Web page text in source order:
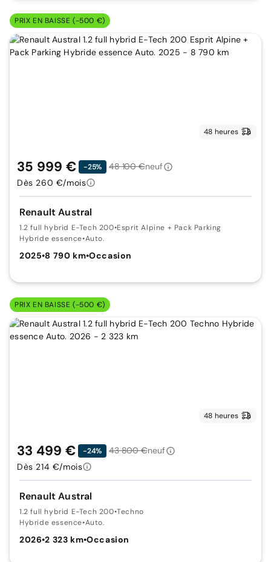
PRIX EN BAISSE (-500 €)
48 heures
Renault Austral
1.2 full hybrid E-Tech 200•Esprit Alpine + Pack Parking
Hybride essence•Auto.
2025•8 790 km•Occasion
35 999 € -25% 48 100 €neuf
Dès 260 €/mois
PRIX EN BAISSE (-500 €)
48 heures
Renault Austral
1.2 full hybrid E-Tech 200•Techno
Hybride essence•Auto.
2026•2 323 km•Occasion
33 499 € -24% 43 800 €neuf
Dès 214 €/mois